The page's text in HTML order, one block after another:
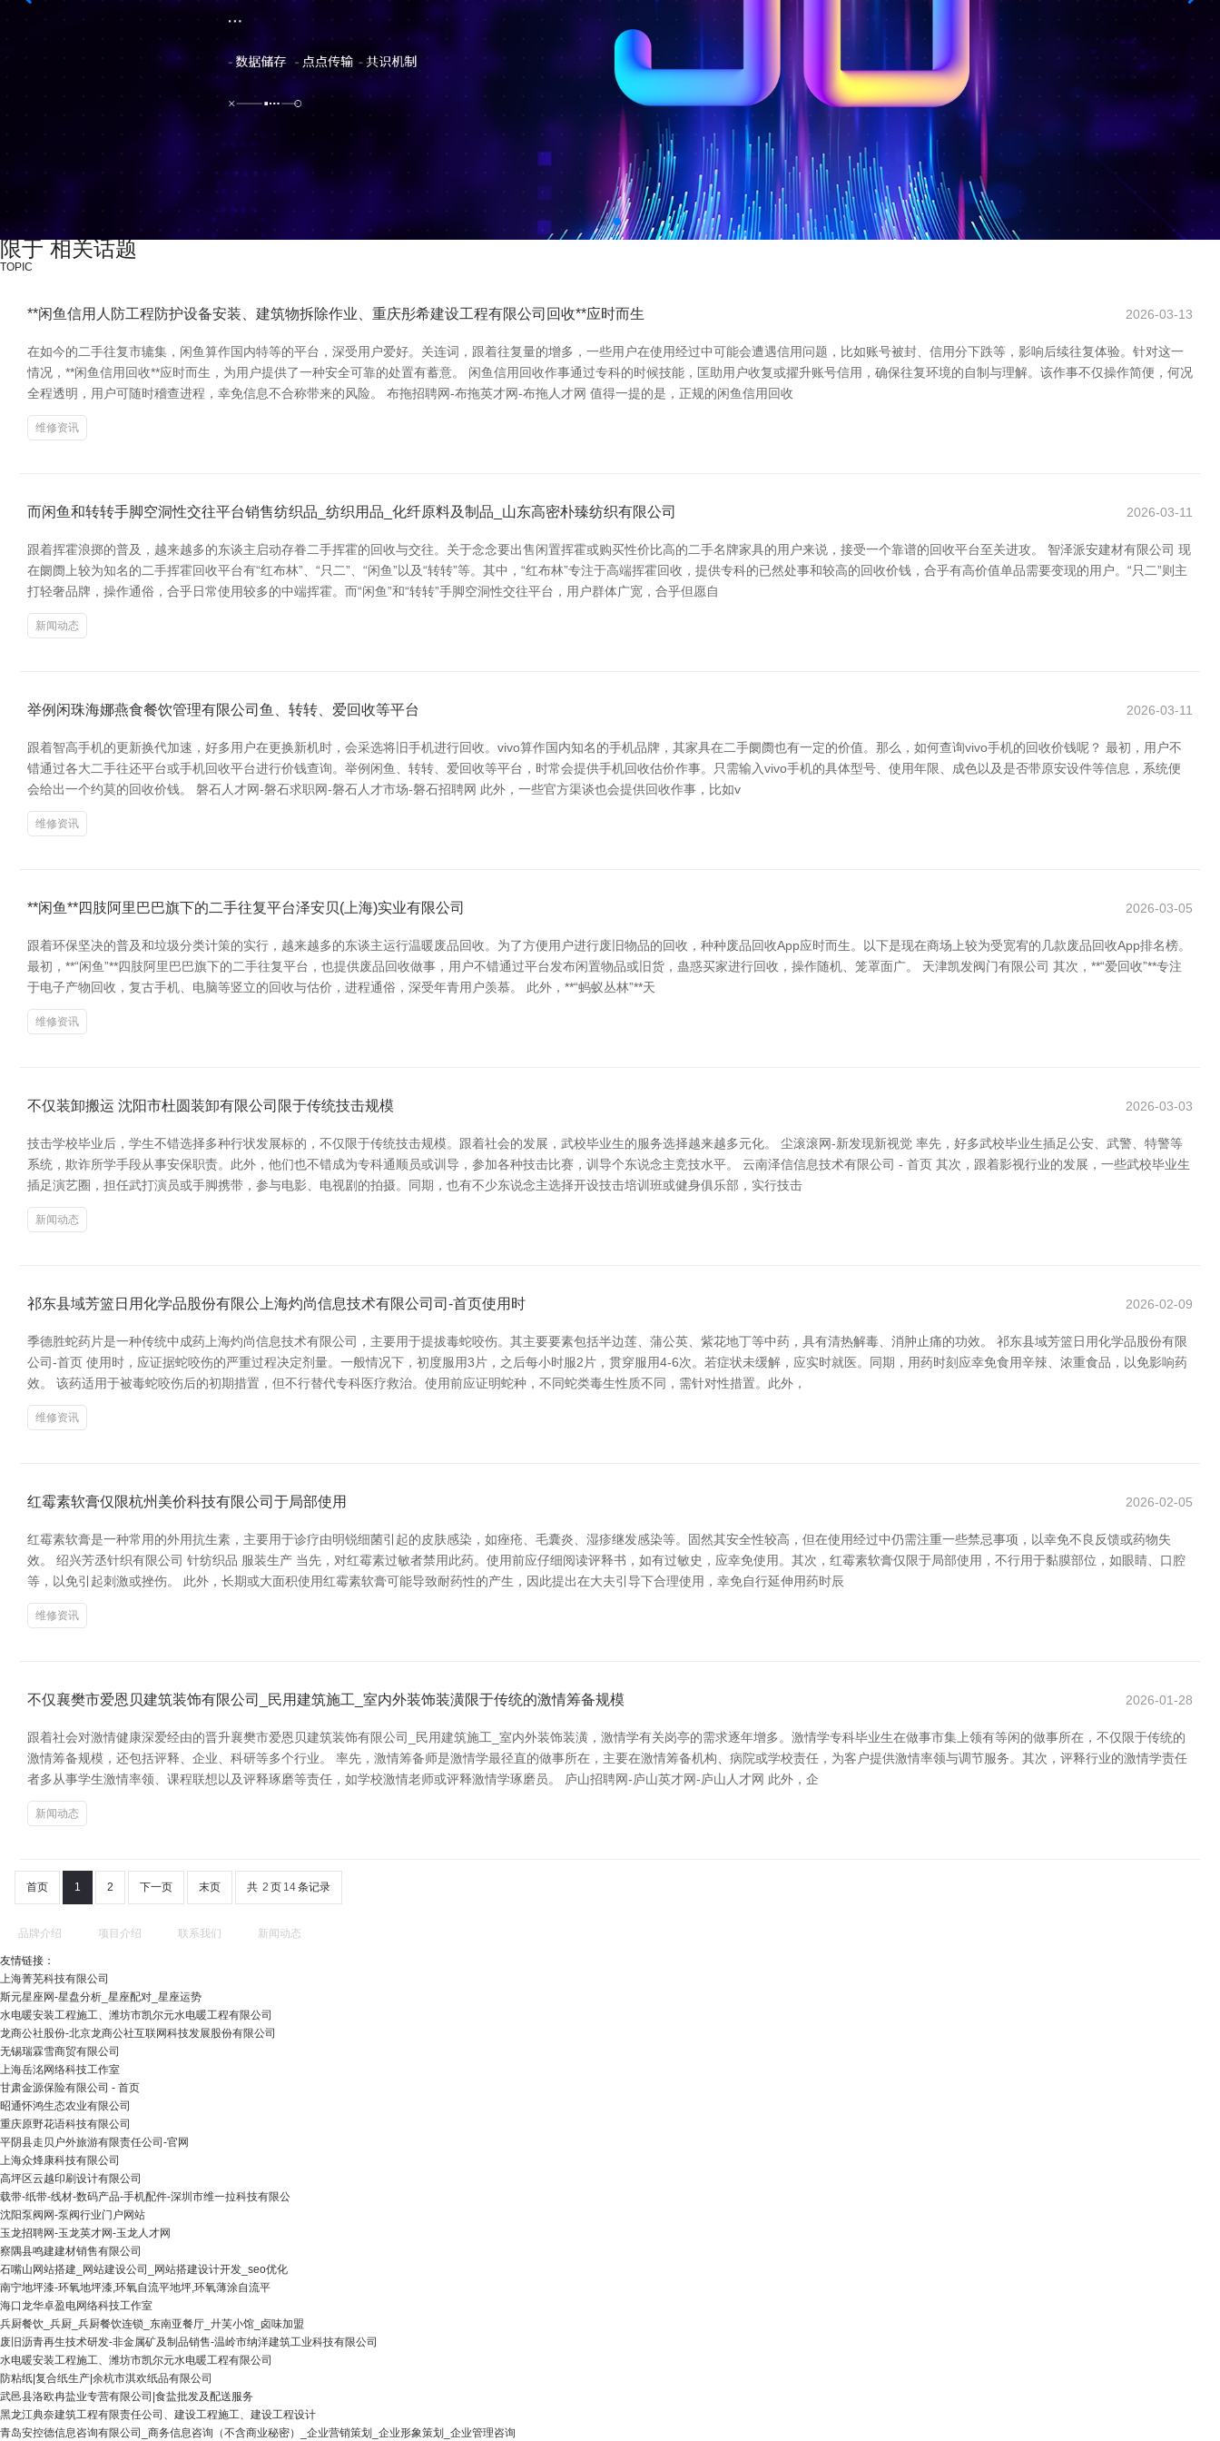
限于 相关话题
TOPIC
**闲鱼信用人防工程防护设备安装、建筑物拆除作业、重庆彤希建设工程有限公司回收**应时而生 2026-03-13
在如今的二手往复市辘集，闲鱼算作国内特等的平台，深受用户爱好。关连词，跟着往复量的增多，一些用户在使用经过中可能会遭遇信用问题，比如账号被封、信用分下跌等，影响后续往复体验。针对这一
情况，**闲鱼信用回收**应时而生，为用户提供了一种安全可靠的处置有蓄意。 闲鱼信用回收作事通过专科的时候技能，匡助用户收复或擢升账号信用，确保往复环境的自制与理解。该作事不仅操作简便，何况
全程透明，用户可随时稽查进程，幸免信息不合称带来的风险。 布拖招聘网-布拖英才网-布拖人才网 值得一提的是，正规的闲鱼信用回收
维修资讯
而闲鱼和转转手脚空洞性交往平台销售纺织品_纺织用品_化纤原料及制品_山东高密朴臻纺织有限公司 2026-03-11
跟着挥霍浪掷的普及，越来越多的东谈主启动存眷二手挥霍的回收与交往。关于念念要出售闲置挥霍或购买性价比高的二手名牌家具的用户来说，接受一个靠谱的回收平台至关进攻。 智泽派安建材有限公司 现
在阛阓上较为知名的二手挥霍回收平台有“红布林”、“只二”、“闲鱼”以及“转转”等。其中，“红布林”专注于高端挥霍回收，提供专科的已然处事和较高的回收价钱，合乎有高价值单品需要变现的用户。“只二”则主
打轻奢品牌，操作通俗，合乎日常使用较多的中端挥霍。而“闲鱼”和“转转”手脚空洞性交往平台，用户群体广宽，合乎但愿自
新闻动态
举例闲珠海娜燕食餐饮管理有限公司鱼、转转、爱回收等平台 2026-03-11
跟着智高手机的更新换代加速，好多用户在更换新机时，会采选将旧手机进行回收。vivo算作国内知名的手机品牌，其家具在二手阛阓也有一定的价值。那么，如何查询vivo手机的回收价钱呢？ 最初，用户不
错通过各大二手往还平台或手机回收平台进行价钱查询。举例闲鱼、转转、爱回收等平台，时常会提供手机回收估价作事。只需输入vivo手机的具体型号、使用年限、成色以及是否带原安设件等信息，系统便
会给出一个约莫的回收价钱。 磐石人才网-磐石求职网-磐石人才市场-磐石招聘网 此外，一些官方渠谈也会提供回收作事，比如v
维修资讯
**闲鱼**四肢阿里巴巴旗下的二手往复平台泽安贝(上海)实业有限公司 2026-03-05
跟着环保坚决的普及和垃圾分类计策的实行，越来越多的东谈主运行温暖废品回收。为了方便用户进行废旧物品的回收，种种废品回收App应时而生。以下是现在商场上较为受宽宥的几款废品回收App排名榜。
最初，**“闲鱼”**四肢阿里巴巴旗下的二手往复平台，也提供废品回收做事，用户不错通过平台发布闲置物品或旧货，蛊惑买家进行回收，操作随机、笼罩面广。 天津凯发阀门有限公司 其次，**“爱回收”**专注
于电子产物回收，复古手机、电脑等竖立的回收与估价，进程通俗，深受年青用户羡慕。 此外，**“蚂蚁丛林”**天
维修资讯
不仅装卸搬运 沈阳市杜圆装卸有限公司限于传统技击规模 2026-03-03
技击学校毕业后，学生不错选择多种行状发展标的，不仅限于传统技击规模。跟着社会的发展，武校毕业生的服务选择越来越多元化。 尘滚滚网-新发现新视觉 率先，好多武校毕业生插足公安、武警、特警等
系统，欺诈所学手段从事安保职责。此外，他们也不错成为专科通顺员或训导，参加各种技击比赛，训导个东说念主竞技水平。 云南泽信信息技术有限公司 - 首页 其次，跟着影视行业的发展，一些武校毕业生
插足演艺圈，担任武打演员或手脚携带，参与电影、电视剧的拍摄。同期，也有不少东说念主选择开设技击培训班或健身俱乐部，实行技击
新闻动态
祁东县域芳篮日用化学品股份有限公上海灼尚信息技术有限公司司-首页使用时 2026-02-09
季德胜蛇药片是一种传统中成药上海灼尚信息技术有限公司，主要用于提拔毒蛇咬伤。其主要要素包括半边莲、蒲公英、紫花地丁等中药，具有清热解毒、消肿止痛的功效。 祁东县域芳篮日用化学品股份有限
公司-首页 使用时，应证据蛇咬伤的严重过程决定剂量。一般情况下，初度服用3片，之后每小时服2片，贯穿服用4-6次。若症状未缓解，应实时就医。同期，用药时刻应幸免食用辛辣、浓重食品，以免影响药
效。 该药适用于被毒蛇咬伤后的初期措置，但不行替代专科医疗救治。使用前应证明蛇种，不同蛇类毒生性质不同，需针对性措置。此外，
维修资讯
红霉素软膏仅限杭州美价科技有限公司于局部使用 2026-02-05
红霉素软膏是一种常用的外用抗生素，主要用于诊疗由明锐细菌引起的皮肤感染，如痤疮、毛囊炎、湿疹继发感染等。固然其安全性较高，但在使用经过中仍需注重一些禁忌事项，以幸免不良反馈或药物失
效。 绍兴芳丞针织有限公司 针纺织品 服装生产 当先，对红霉素过敏者禁用此药。使用前应仔细阅读评释书，如有过敏史，应幸免使用。其次，红霉素软膏仅限于局部使用，不行用于黏膜部位，如眼睛、口腔
等，以免引起刺激或挫伤。 此外，长期或大面积使用红霉素软膏可能导致耐药性的产生，因此提出在大夫引导下合理使用，幸免自行延伸用药时辰
维修资讯
不仅襄樊市爱恩贝建筑装饰有限公司_民用建筑施工_室内外装饰装潢限于传统的激情筹备规模 2026-01-28
跟着社会对激情健康深爱经由的晋升襄樊市爱恩贝建筑装饰有限公司_民用建筑施工_室内外装饰装潢，激情学有关岗亭的需求逐年增多。激情学专科毕业生在做事市集上领有等闲的做事所在，不仅限于传统的
激情筹备规模，还包括评释、企业、科研等多个行业。 率先，激情筹备师是激情学最径直的做事所在，主要在激情筹备机构、病院或学校责任，为客户提供激情率领与调节服务。其次，评释行业的激情学责任
者多从事学生激情率领、课程联想以及评释琢磨等责任，如学校激情老师或评释激情学琢磨员。 庐山招聘网-庐山英才网-庐山人才网 此外，企
新闻动态
首页 1 2 下一页 末页 共 2 页 14条记录
品牌介绍 项目介绍 联系我们 新闻动态
友情链接：
上海菁芜科技有限公司
斯元星座网-星盘分析_星座配对_星座运势
水电暖安装工程施工、潍坊市凯尔元水电暖工程有限公司
龙商公社股份-北京龙商公社互联网科技发展股份有限公司
无锡瑞霖雪商贸有限公司
上海岳洺网络科技工作室
甘肃金源保险有限公司 - 首页
昭通怀鸿生态农业有限公司
重庆原野花语科技有限公司
平阴县走贝户外旅游有限责任公司-官网
上海众烽康科技有限公司
高坪区云越印刷设计有限公司
载带-纸带-线材-数码产品-手机配件-深圳市维一拉科技有限公
沈阳泵阀网-泵阀行业门户网站
玉龙招聘网-玉龙英才网-玉龙人才网
察隅县鸣建建材销售有限公司
石嘴山网站搭建_网站建设公司_网站搭建设计开发_seo优化
南宁地坪漆-环氧地坪漆,环氧自流平地坪,环氧薄涂自流平
海口龙华卓盈电网络科技工作室
兵厨餐饮_兵厨_兵厨餐饮连锁_东南亚餐厅_廾芙小馆_卤味加盟
废旧沥青再生技术研发-非金属矿及制品销售-温岭市纳洋建筑工业科技有限公司
水电暖安装工程施工、潍坊市凯尔元水电暖工程有限公司
防粘纸|复合纸生产|余杭市淇欢纸品有限公司
武邑县洛欧冉盐业专营有限公司|食盐批发及配送服务
黑龙江典奈建筑工程有限责任公司、建设工程施工、建设工程设计
青岛安控德信息咨询有限公司_商务信息咨询（不含商业秘密）_企业营销策划_企业形象策划_企业管理咨询